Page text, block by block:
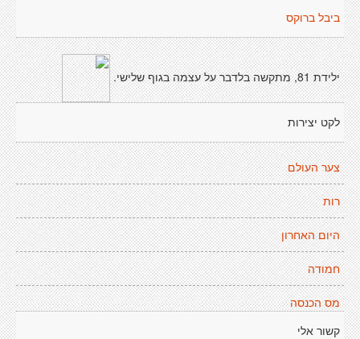
ביבל ברוקס
ילידת 81, מתקשה בלדבר על עצמה בגוף שלישי.
לקט יצירות
צער העולם
רות
היום האחרון
חמודה
מס הכנסה
קשור אלי